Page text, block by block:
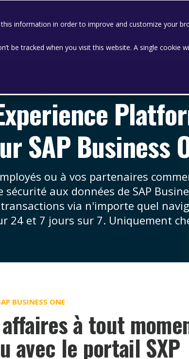
information in order to improve and customize your
be tracked when you visit this website. A single
SAP Business
ou à vos partenaires
aux données de SAP
via n'importe quel
24 et 7 jours sur 7. Uniquement
BUSINESS ONE
à tout
avec le portail SXP